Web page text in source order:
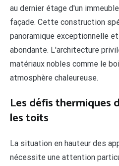
au dernier étage d'un
façade. Cette construction
panoramique exceptionnelle
abondante. L'architecture
matériaux nobles comme le
atmosphère chaleureuse.
Les défis thermiques
les toits
La situation en hauteur des
nécessite une attention